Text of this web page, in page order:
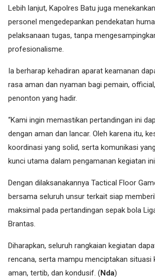
Lebih lanjut, Kapolres Batu juga
personel mengedepankan pendekatan
pelaksanaan tugas, tanpa
profesionalisme.
Ia berharap kehadiran aparat keamanan
rasa aman dan nyaman bagi pemain,
penonton yang hadir.
“Kami ingin memastikan pertandingan ini
dengan aman dan lancar. Oleh karena itu,
koordinasi yang solid, serta komunikasi
kunci utama dalam pengamanan kegiatan
Dengan dilaksanakannya Tactical Floor
bersama seluruh unsur terkait siap
maksimal pada pertandingan sepak bola
Brantas.
Diharapkan, seluruh rangkaian kegiatan
rencana, serta mampu menciptakan situasi
aman, tertib, dan kondusif. (Nda)